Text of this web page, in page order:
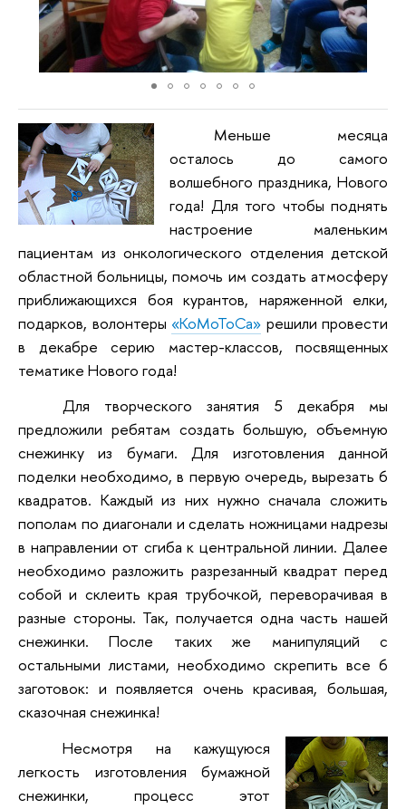
Меньше месяца
осталось до самого
волшебного праздника, Нового
года! Для того чтобы поднять
настроение маленьким
пациентам из онкологического отделения детской
областной больницы, помочь им создать атмосферу
приближающихся боя курантов, наряженной елки,
подарков, волонтеры «КоМоТоСа» решили провести
в декабре серию мастер-классов, посвященных
тематике Нового года!
Для творческого занятия 5 декабря мы
предложили ребятам создать большую, объемную
снежинку из бумаги. Для изготовления данной
поделки необходимо, в первую очередь, вырезать 6
квадратов. Каждый из них нужно сначала сложить
пополам по диагонали и сделать ножницами надрезы
в направлении от сгиба к центральной линии. Далее
необходимо разложить разрезанный квадрат перед
собой и склеить края трубочкой, переворачивая в
разные стороны. Так, получается одна часть нашей
снежинки. После таких же манипуляций с
остальными листами, необходимо скрепить все 6
заготовок: и появляется очень красивая, большая,
сказочная снежинка!
Несмотря на кажущуюся
легкость изготовления бумажной
снежинки, процесс этот